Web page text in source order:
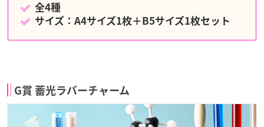
全4種
サイズ：A4サイズ1枚＋B5サイズ1枚セット
G賞 蓄光ラバーチャーム